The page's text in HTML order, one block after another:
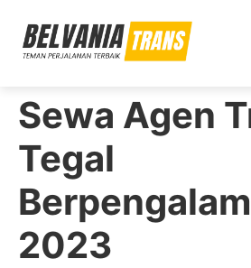
Sewa Agen
Tegal
2023